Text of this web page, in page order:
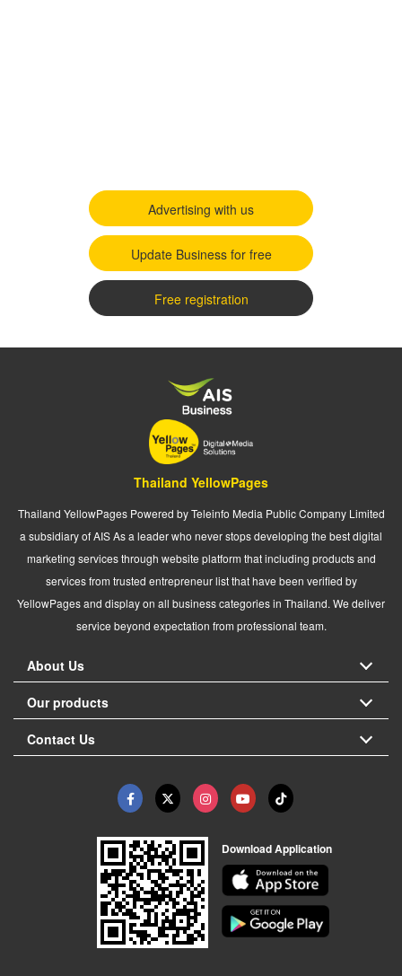
Advertising with us
Update Business for free
Free registration
Thailand YellowPages
Thailand YellowPages Powered by Teleinfo Media Public Company Limited
a subsidiary of AIS As a leader who never stops developing the best digital
marketing services through website platform that including products and
services from trusted entrepreneur list that have been verified by
YellowPages and display on all business categories in Thailand. We deliver
service beyond expectation from professional team.
About Us
Our products
Contact Us
Download Application